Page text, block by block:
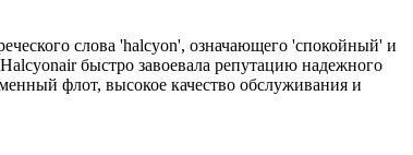
слова 'halcyon', означающего 'спокойный' и
быстро завоевала репутацию надежного
флот, высокое качество обслуживания и